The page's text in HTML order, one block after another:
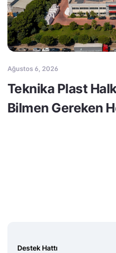
Ağustos 6, 2026
Teknika Plast
Bilmen Gereken
Destek Hattı